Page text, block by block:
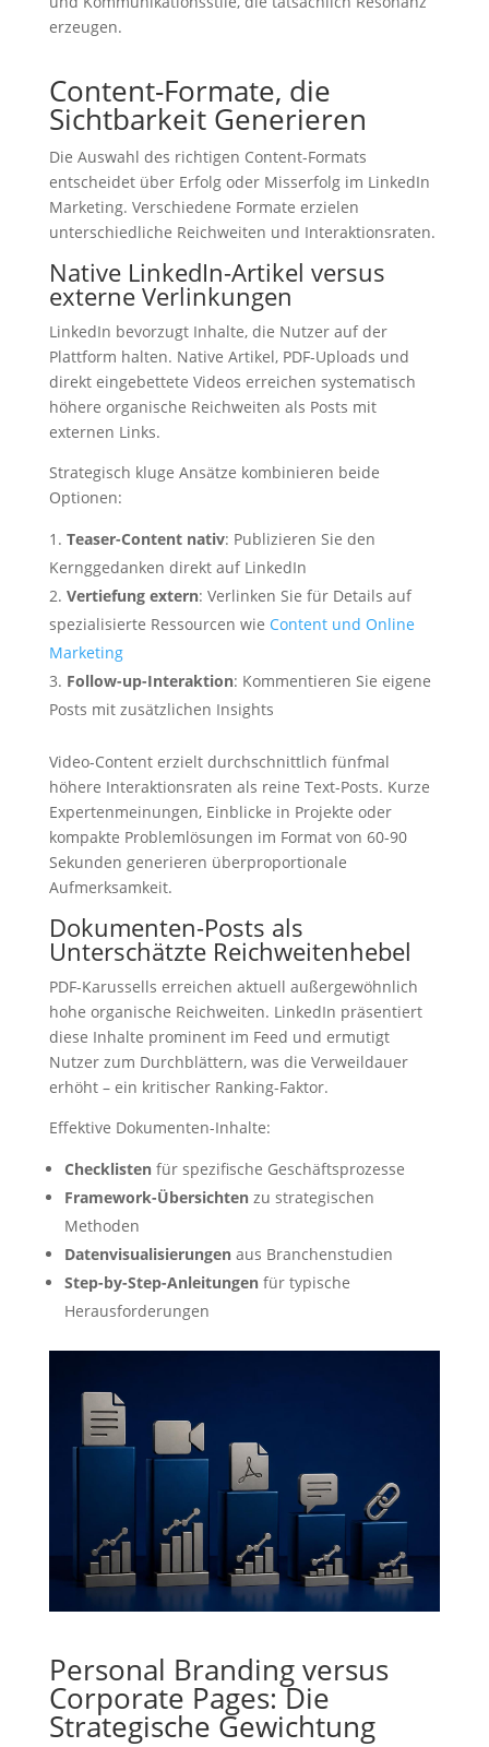
erzeugen.
Content-Formate, die
Sichtbarkeit Generieren
Die Auswahl des richtigen Content-Formats
entscheidet über Erfolg oder Misserfolg im LinkedIn
Marketing. Verschiedene Formate erzielen
unterschiedliche Reichweiten und Interaktionsraten.
Native LinkedIn-Artikel versus
externe Verlinkungen
LinkedIn bevorzugt Inhalte, die Nutzer auf der
Plattform halten. Native Artikel, PDF-Uploads und
direkt eingebettete Videos erreichen systematisch
höhere organische Reichweiten als Posts mit
externen Links.
Strategisch kluge Ansätze kombinieren beide
Optionen:
Teaser-Content nativ: Publizieren Sie den
Kernggedanken direkt auf LinkedIn
Vertiefung extern: Verlinken Sie für Details auf
spezialisierte Ressourcen wie Content und Online
Marketing
Follow-up-Interaktion: Kommentieren Sie eigene
Posts mit zusätzlichen Insights
Video-Content erzielt durchschnittlich fünfmal
höhere Interaktionsraten als reine Text-Posts. Kurze
Expertenmeinungen, Einblicke in Projekte oder
kompakte Problemlösungen im Format von 60-90
Sekunden generieren überproportionale
Aufmerksamkeit.
Dokumenten-Posts als
Unterschätzte Reichweitenhebel
PDF-Karussells erreichen aktuell außergewöhnlich
hohe organische Reichweiten. LinkedIn präsentiert
diese Inhalte prominent im Feed und ermutigt
Nutzer zum Durchblättern, was die Verweildauer
erhöht – ein kritischer Ranking-Faktor.
Effektive Dokumenten-Inhalte:
Checklistenfür spezifische Geschäftsprozesse
Framework-Übersichtenzu strategischen
Methoden
Datenvisualisierungenaus Branchenstudien
Step-by-Step-Anleitungenfür typische
Herausforderungen
Personal Branding versus
Corporate Pages: Die
Strategische Gewichtung